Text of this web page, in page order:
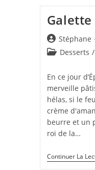
Auteur/
de
Stéphane
PostDesserts /
En ce jour
merveille
hélas, si le
crème
beurre et un
roi de la…
Continuer La